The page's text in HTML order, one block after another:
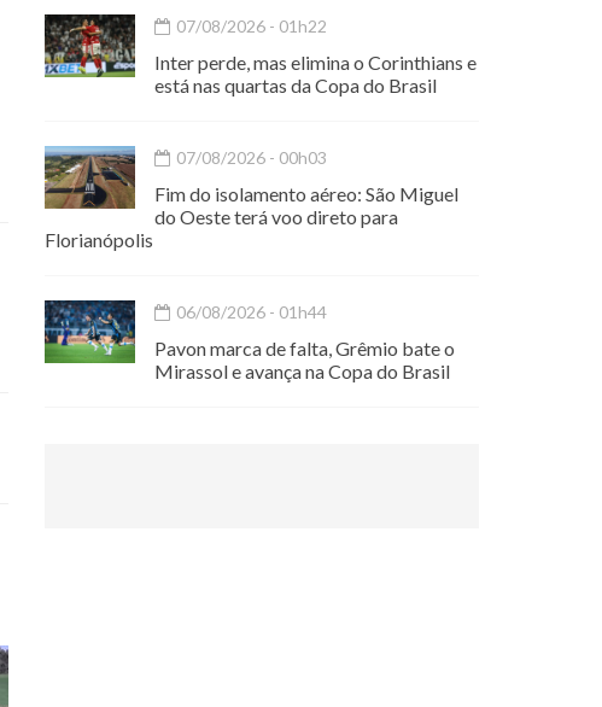
07/08/2026 - 01h22
Inter perde, mas elimina o Corinthians e
está nas quartas da Copa do Brasil
07/08/2026 - 00h03
Fim do isolamento aéreo: São Miguel
do Oeste terá voo direto para
Florianópolis
06/08/2026 - 01h44
Pavon marca de falta, Grêmio bate o
Mirassol e avança na Copa do Brasil